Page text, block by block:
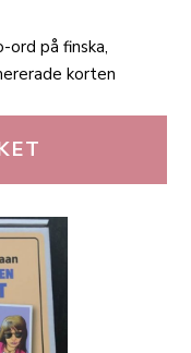
ord på finska,
korten